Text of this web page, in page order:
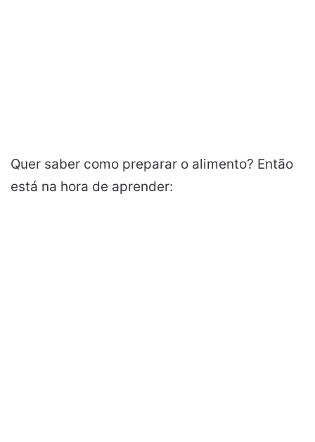
Quer saber como preparar o alimento? Então
está na hora de aprender: